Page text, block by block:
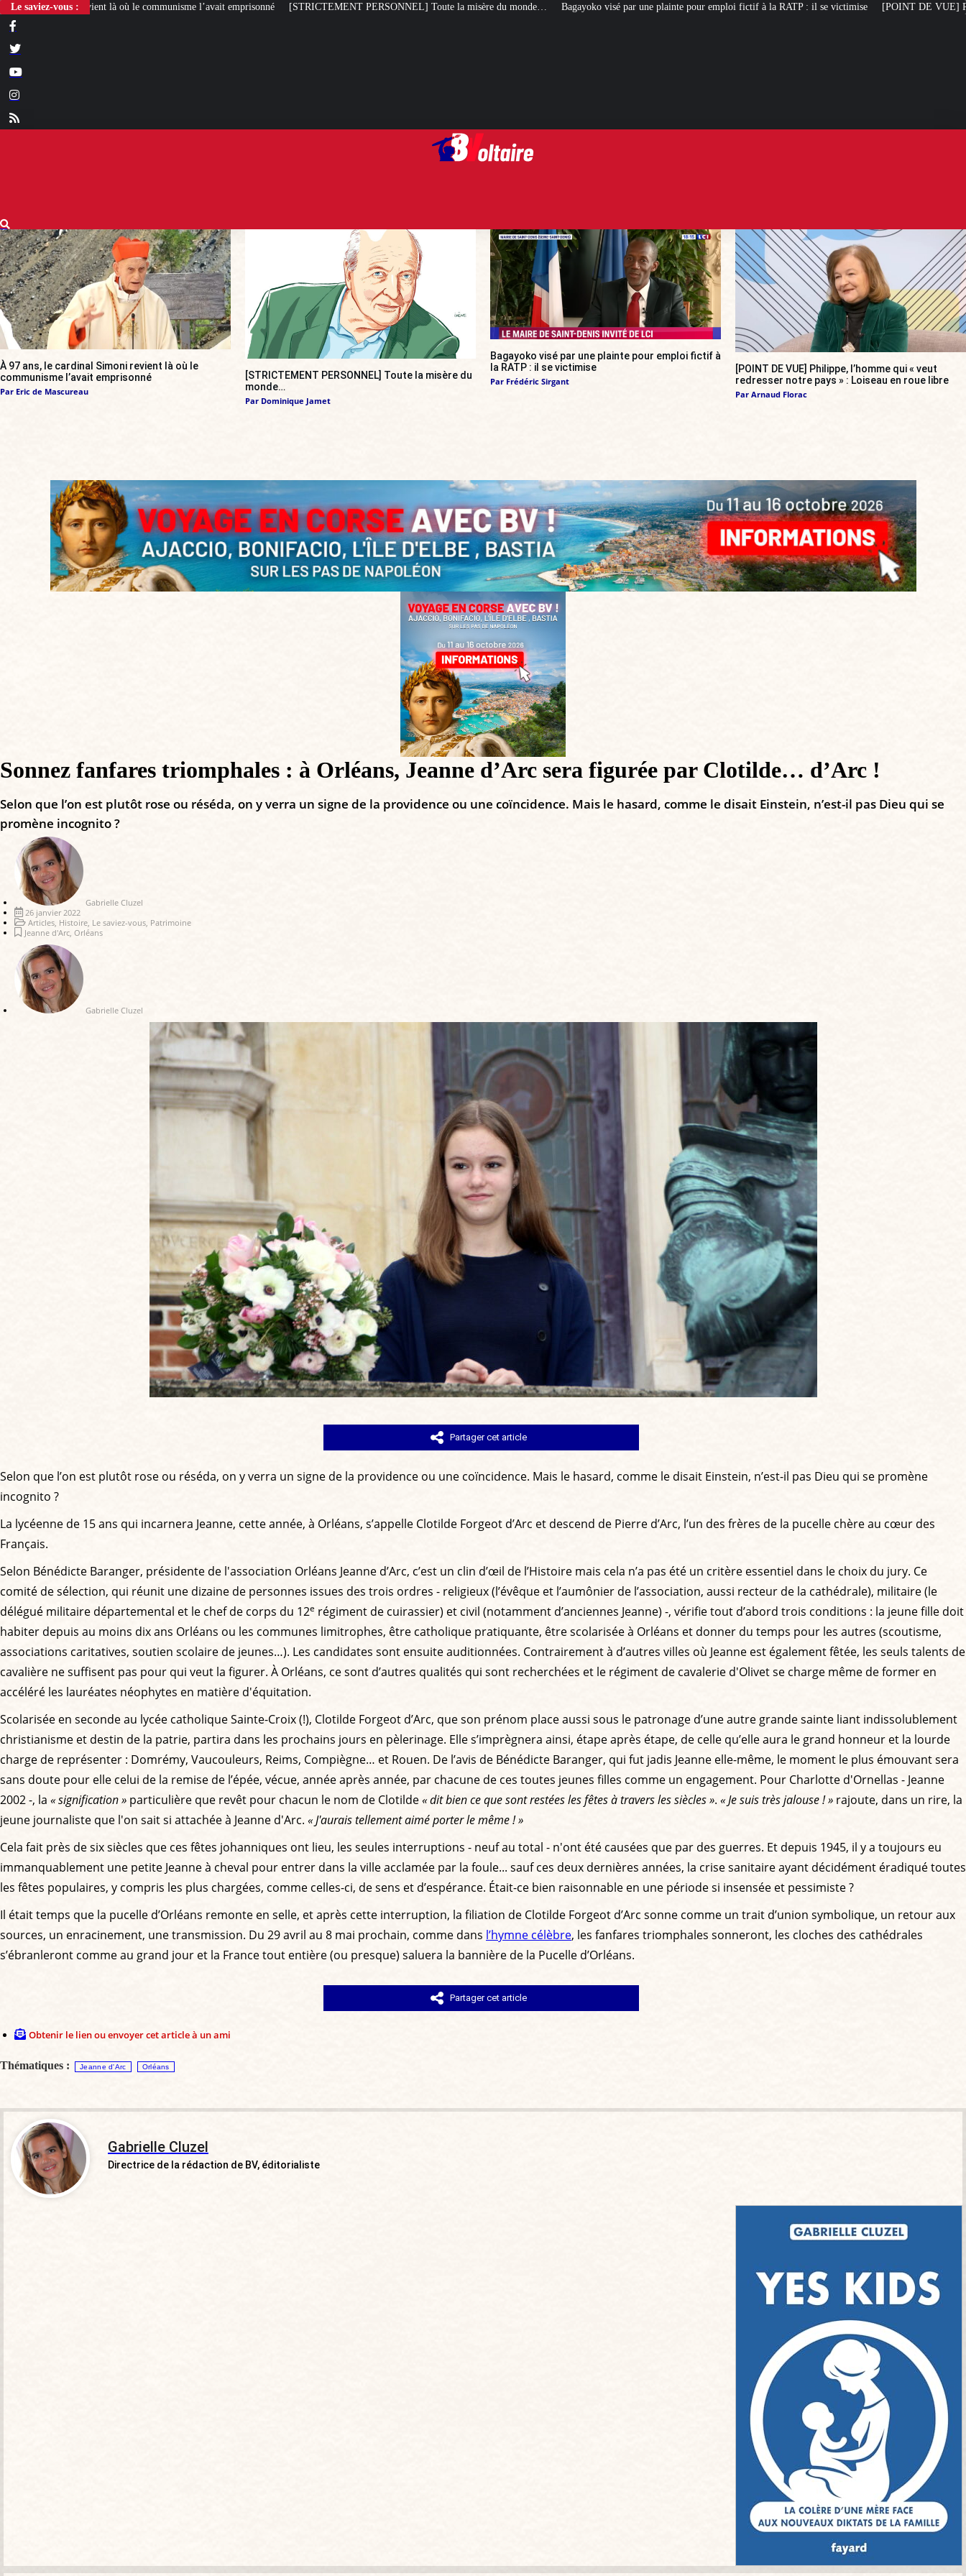
Le saviez-vous :
le communisme l’avait emprisonné [STRICTEMENT PERSONNEL] Toute la misère du monde… Bagayoko visé par une plainte pour emploi fictif à la RATP : il se victimise [POINT DE VUE] Philippe, l’homme qui «
À 97 ans, le cardinal Simoni revient là où le
communisme l’avait emprisonné
Par Eric de Mascureau
[STRICTEMENT PERSONNEL] Toute la misère du
monde…
Par Dominique Jamet
Bagayoko visé par une plainte pour emploi fictif à
la RATP : il se victimise
Par Frédéric Sirgant
[POINT DE VUE] Philippe, l’homme qui « veut
redresser notre pays » : Loiseau en roue libre
Par Arnaud Florac
Sonnez fanfares triomphales : à Orléans, Jeanne d’Arc sera figurée par Clotilde… d’Arc !
Selon que l’on est plutôt rose ou réséda, on y verra un signe de la providence ou une coïncidence. Mais le hasard, comme le disait Einstein, n’est-il pas Dieu qui se
promène incognito ?
Gabrielle Cluzel
26 janvier 2022
Articles Histoire Le saviez-vous Patrimoine
Jeanne d'Arc Orléans
Gabrielle Cluzel
Partager cet article
Selon que l’on est plutôt rose ou réséda, on y verra un signe de la providence ou une coïncidence. Mais le hasard, comme le disait Einstein, n’est-il pas Dieu qui se promène
incognito ?
La lycéenne de 15 ans qui incarnera Jeanne, cette année, à Orléans, s’appelle Clotilde Forgeot d’Arc et descend de Pierre d’Arc, l’un des frères de la pucelle chère au cœur des
Français.
Selon Bénédicte Baranger, présidente de l'association Orléans Jeanne d’Arc, c’est un clin d’œil de l’Histoire mais cela n’a pas été un critère essentiel dans le choix du jury. Ce
comité de sélection, qui réunit une dizaine de personnes issues des trois ordres - religieux (l’évêque et l’aumônier de l’association, aussi recteur de la cathédrale), militaire (le
délégué militaire départemental et le chef de corps du 12e régiment de cuirassier) et civil (notamment d’anciennes Jeanne) -, vérifie tout d’abord trois conditions : la jeune fille doit
habiter depuis au moins dix ans Orléans ou les communes limitrophes, être catholique pratiquante, être scolarisée à Orléans et donner du temps pour les autres (scoutisme,
associations caritatives, soutien scolaire de jeunes…). Les candidates sont ensuite auditionnées. Contrairement à d’autres villes où Jeanne est également fêtée, les seuls talents de
cavalière ne suffisent pas pour qui veut la figurer. À Orléans, ce sont d’autres qualités qui sont recherchées et le régiment de cavalerie d'Olivet se charge même de former en
accéléré les lauréates néophytes en matière d'équitation.
Scolarisée en seconde au lycée catholique Sainte-Croix (!), Clotilde Forgeot d’Arc, que son prénom place aussi sous le patronage d’une autre grande sainte liant indissolublement
christianisme et destin de la patrie, partira dans les prochains jours en pèlerinage. Elle s’imprègnera ainsi, étape après étape, de celle qu’elle aura le grand honneur et la lourde
charge de représenter : Domrémy, Vaucouleurs, Reims, Compiègne… et Rouen. De l’avis de Bénédicte Baranger, qui fut jadis Jeanne elle-même, le moment le plus émouvant sera
sans doute pour elle celui de la remise de l’épée, vécue, année après année, par chacune de ces toutes jeunes filles comme un engagement. Pour Charlotte d'Ornellas - Jeanne
2002 -, la « signification » particulière que revêt pour chacun le nom de Clotilde« dit bien ce que sont restées les fêtes à travers les siècles ». « Je suis très jalouse ! » rajoute, dans un rire, la
jeune journaliste que l'on sait si attachée à Jeanne d'Arc. « J'aurais tellement aimé porter le même ! »
Cela fait près de six siècles que ces fêtes johanniques ont lieu, les seules interruptions - neuf au total - n'ont été causées que par des guerres. Et depuis 1945, il y a toujours eu
immanquablement une petite Jeanne à cheval pour entrer dans la ville acclamée par la foule... sauf ces deux dernières années, la crise sanitaire ayant décidément éradiqué toutes
les fêtes populaires, y compris les plus chargées, comme celles-ci, de sens et d’espérance. Était-ce bien raisonnable en une période si insensée et pessimiste ?
Il était temps que la pucelle d’Orléans remonte en selle, et après cette interruption, la filiation de Clotilde Forgeot d’Arc sonne comme un trait d’union symbolique, un retour aux
sources, un enracinement, une transmission. Du 29 avril au 8 mai prochain, comme dans l’hymne célèbre, les fanfares triomphales sonneront, les cloches des cathédrales
s’ébranleront comme au grand jour et la France tout entière (ou presque) saluera la bannière de la Pucelle d’Orléans.
Partager cet article
Obtenir le lien ou envoyer cet article à un ami
Thématiques : Jeanne d'Arc Orléans
Gabrielle Cluzel
Directrice de la rédaction de BV, éditorialiste